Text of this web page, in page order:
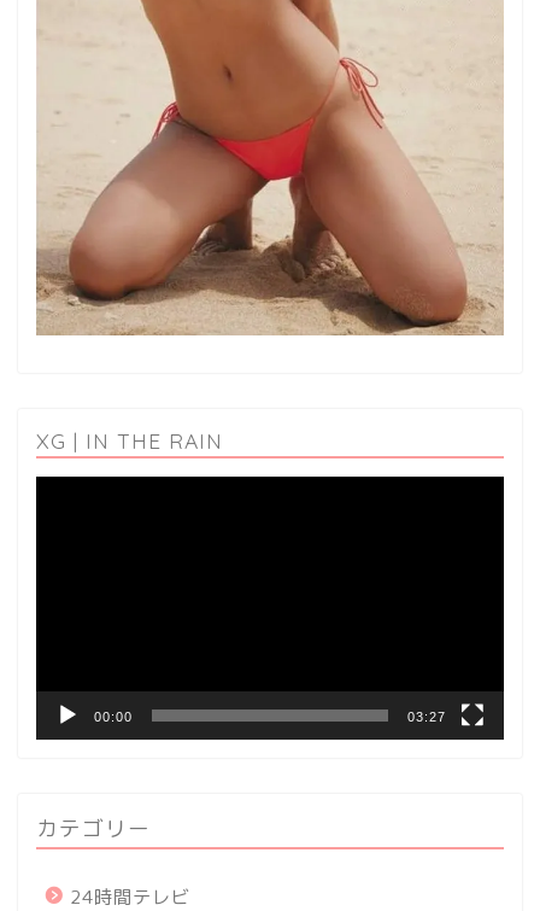
XG | IN THE RAIN
00:00 03:27
カテゴリー
24時間テレビ